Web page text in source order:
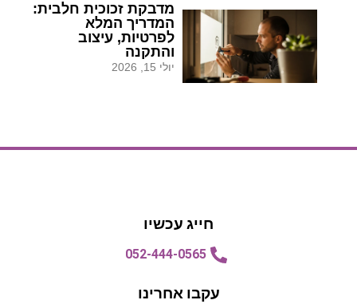
מדבקת זכוכית חלבית:
המדריך המלא
לפרטיות, עיצוב
והתקנה
יולי 15, 2026
חייג עכשיו
052-444-0565
עקבו אחרינו